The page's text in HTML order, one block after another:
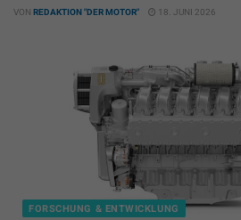
VON REDAKTION "DER MOTOR" 18. JUNI 2026
FORSCHUNG & ENTWICKLUNG